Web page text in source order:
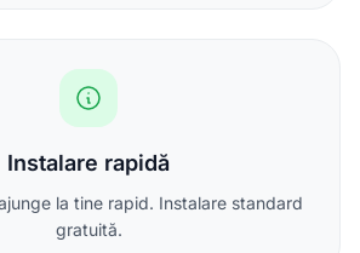
Instalare rapidă
la tine rapid. Instalare standard
gratuită.